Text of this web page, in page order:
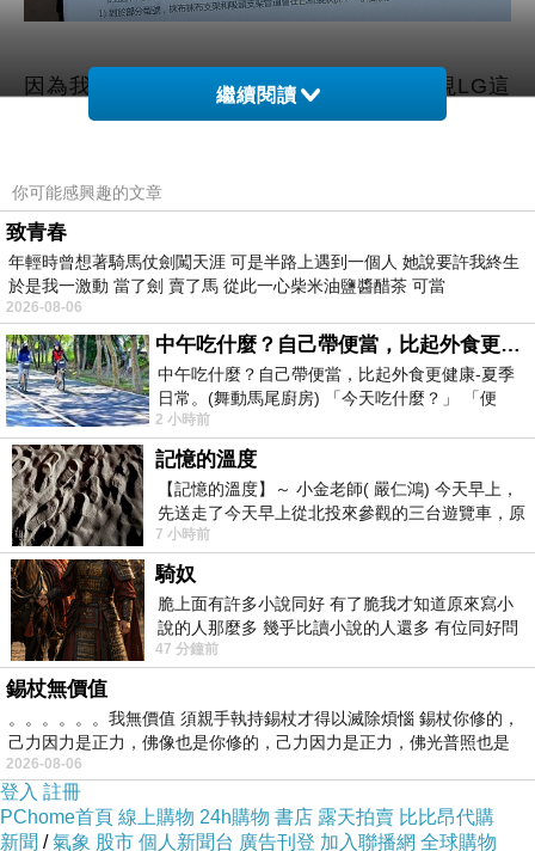
因為我不知道我是不是拿到旗鑑版，我發現LG這
次真的算是很有誠意，它的附件很多，一開箱就
我要花很多時間來研究該怎麼使用!!
這次比較特別的附件應該就屬這個圖片的外出包
吧~它內有三個夾層，分別可以放主機和各種短
吸頭，所以吸塵器不在是媽媽的工具，也可以是
爸爸小情人(車子)的打掃工具，只要放入外出
包，方便拿到車上使用，車內清潔自己動手可以
健身又可以省錢。
繼續閱讀
你可能感興趣的文章
致青春
年輕時曾想著騎馬仗劍闖天涯 可是半路上遇到一個人 她說要許我終生
於是我一激動 當了劍 賣了馬 從此一心柴米油鹽醬醋茶 可當
2026-08-06
中午吃什麼？自己帶便當，比起外食更健康-夏季日常。(舞動馬尾廚房)
中午吃什麼？自己帶便當，比起外食更健康-夏季
日常。(舞動馬尾廚房) 「今天吃什麼？」 「便
當？麵？還是炒飯？」 每天都在選擇
2 小時前
記憶的溫度
【記憶的溫度】～ 小金老師( 嚴仁鴻) 今天早上，
先送走了今天早上從北投來參觀的三台遊覽車，原
以為展場已經差不多要安靜下來，卻發
7 小時前
騎奴
脆上面有許多小說同好 有了脆我才知道原來寫小
說的人那麼多 幾乎比讀小說的人還多 有位同好問
了一個問題 她說為什麼高中文學獎的
47 分鐘前
錫杖無價值
。。。。。。我無價值 須親手執持錫杖才得以滅除煩惱 錫杖你修的，
己力因力是正力，佛像也是你修的，己力因力是正力，佛光普照也是
2026-08-06
登入 註冊
PChome首頁 線上購物 24h購物 書店 露天拍賣 比比昂代購
新聞 /氣象 股市 個人新聞台 廣告刊登 加入聯播網 全球購物